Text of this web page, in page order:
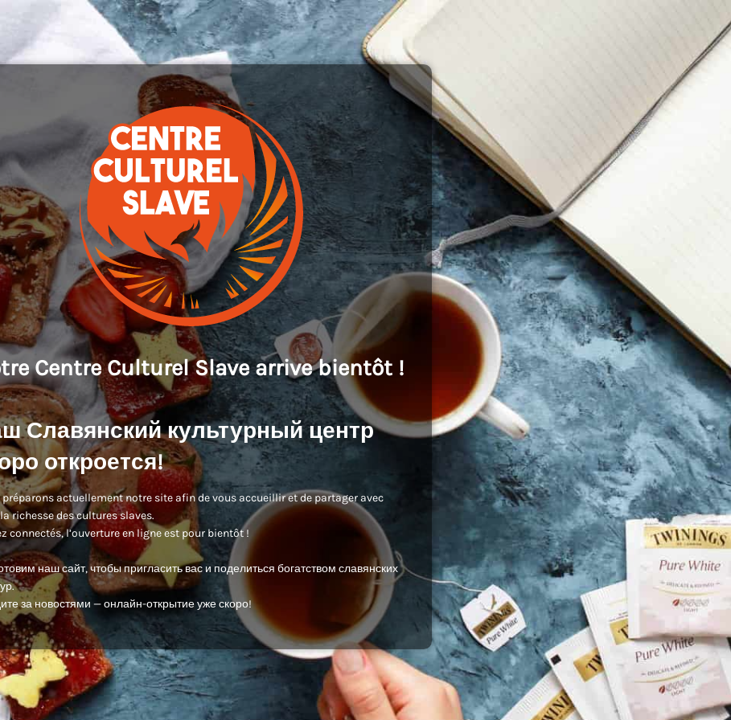
Centre Culturel Slave arrive bientôt !
Славянский культурный центр
откроется!
préparons actuellement notre site afin de vous accueillir et de partager avec
richesse des cultures slaves.
connectés, l’ouverture en ligne est pour bientôt !
наш сайт, чтобы пригласить вас и поделиться богатством славянских
за новостями — онлайн-открытие уже скоро!